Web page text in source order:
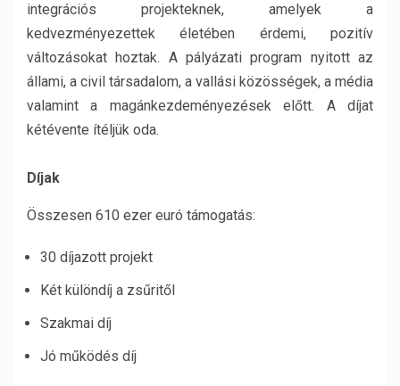
integrációs projekteknek, amelyek a
kedvezményezettek életében érdemi, pozitív
változásokat hoztak. A pályázati program nyitott az
állami, a civil társadalom, a vallási közösségek, a média
valamint a magánkezdeményezések előtt. A díjat
kétévente ítéljük oda.
Díjak
Összesen 610 ezer euró támogatás:
30 díjazott projekt
Két különdíj a zsűritől
Szakmai díj
Jó működés díj